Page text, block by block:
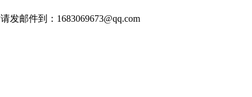
邮件到：1683069673@qq.com